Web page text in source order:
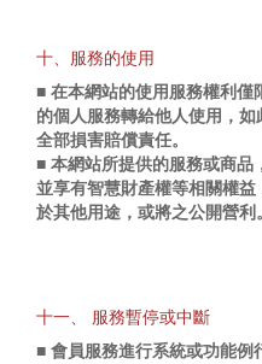
十、服務的使用
■ 在本網站的使用服務權利
的個人服務轉給他人使用，
全部損害賠償責任。
■ 本網站所提供的服務或商
並享有智慧財產權等相關權
於其他用途，或將之公開營利。
十一、 服務暫停或中斷
■ 會員服務進行系統或功能